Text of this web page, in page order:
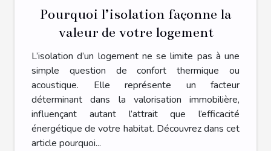
Pourquoi l’isolation façonne la
valeur de votre logement
L’isolation d’un logement ne se limite pas à une
simple question de confort thermique ou
acoustique. Elle représente un facteur
déterminant dans la valorisation immobilière,
influençant autant l’attrait que l’efficacité
énergétique de votre habitat. Découvrez dans cet
article pourquoi...